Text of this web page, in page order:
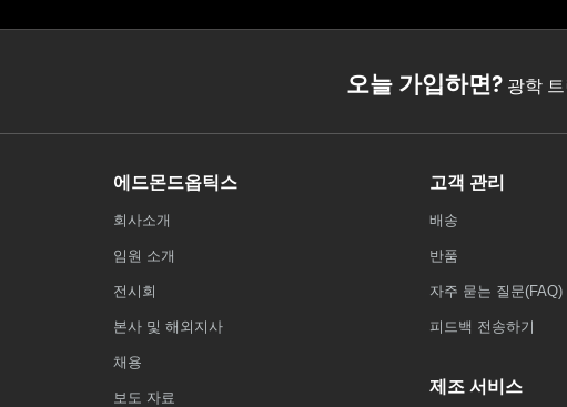
오늘 가입하면?광학 트
에드몬드옵틱스
회사소개
임원 소개
전시회
본사 및 해외지사
채용
보도 자료
고객 관리
배송
반품
자주 묻는 질문(FAQ)
피드백 전송하기
제조 서비스